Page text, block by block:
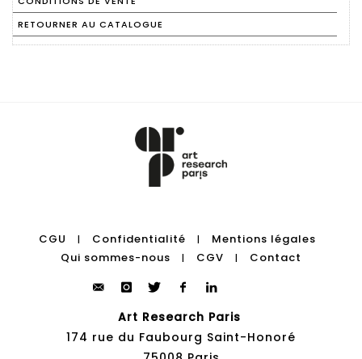
RETOURNER AU CATALOGUE
CGU | Confidentialité |
Mentions légales
Qui sommes-nous
| CGV | Contact
Art Research Paris
174 rue du Faubourg Saint-Honoré